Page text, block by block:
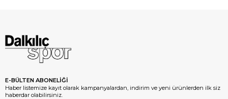
E-BÜLTEN ABONELİĞİ
Haber listemize kayıt olarak kampanyalardan, indirim ve yeni ürünlerden ilk siz
haberdar olabilirsiniz.